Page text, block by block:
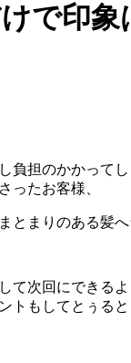
で印象
負担のかかって
ったお客様、
とまりのある髪
て次回にできる
トもしてとぅると